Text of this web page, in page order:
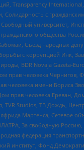
Transparеncy
Солидарность с
университет,
общества
Съезд народных
с коррупцией Инк,
BDR Novaja Gazeta-
прав человека Чернигов,
человека имени Бориса
прав человека Ереван,
TVR Studios, ТВ Дождь,
Мартенса, Сетевое
За свободную
федерация
институт, Фонд